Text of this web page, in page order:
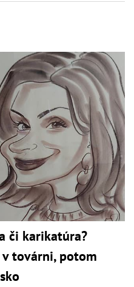
či karikatúra?
továrni, potom